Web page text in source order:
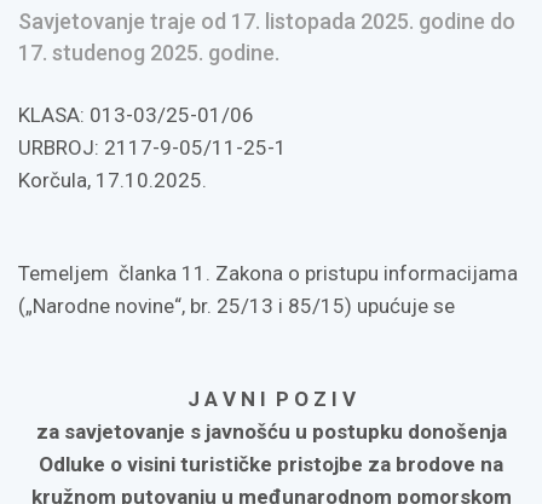
Savjetovanje traje od 17. listopada 2025. godine do
17. studenog 2025. godine.
KLASA: 013-03/25-01/06
URBROJ: 2117-9-05/11-25-1
Korčula, 17.10.2025.
Temeljem članka 11. Zakona o pristupu informacijama
(„Narodne novine“, br. 25/13 i 85/15) upućuje se
J A V N I P O Z I V
za savjetovanje s javnošću u postupku donošenja
Odluke o visini turističke pristojbe za brodove na
kružnom putovanju u međunarodnom pomorskom